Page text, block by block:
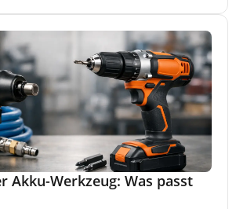
Akku-Werkzeug: Was passt